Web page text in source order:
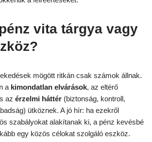
vita tárgya vagy
mögött ritkán csak számok állnak.
a kimondatlan elvárások, az eltérő
az érzelmi háttér (biztonság, kontroll,
ütköznek. A jó hír: ha ezekről
szabályokat alakítanak ki, a pénz kevésbé
egy közös célokat szolgáló eszköz.